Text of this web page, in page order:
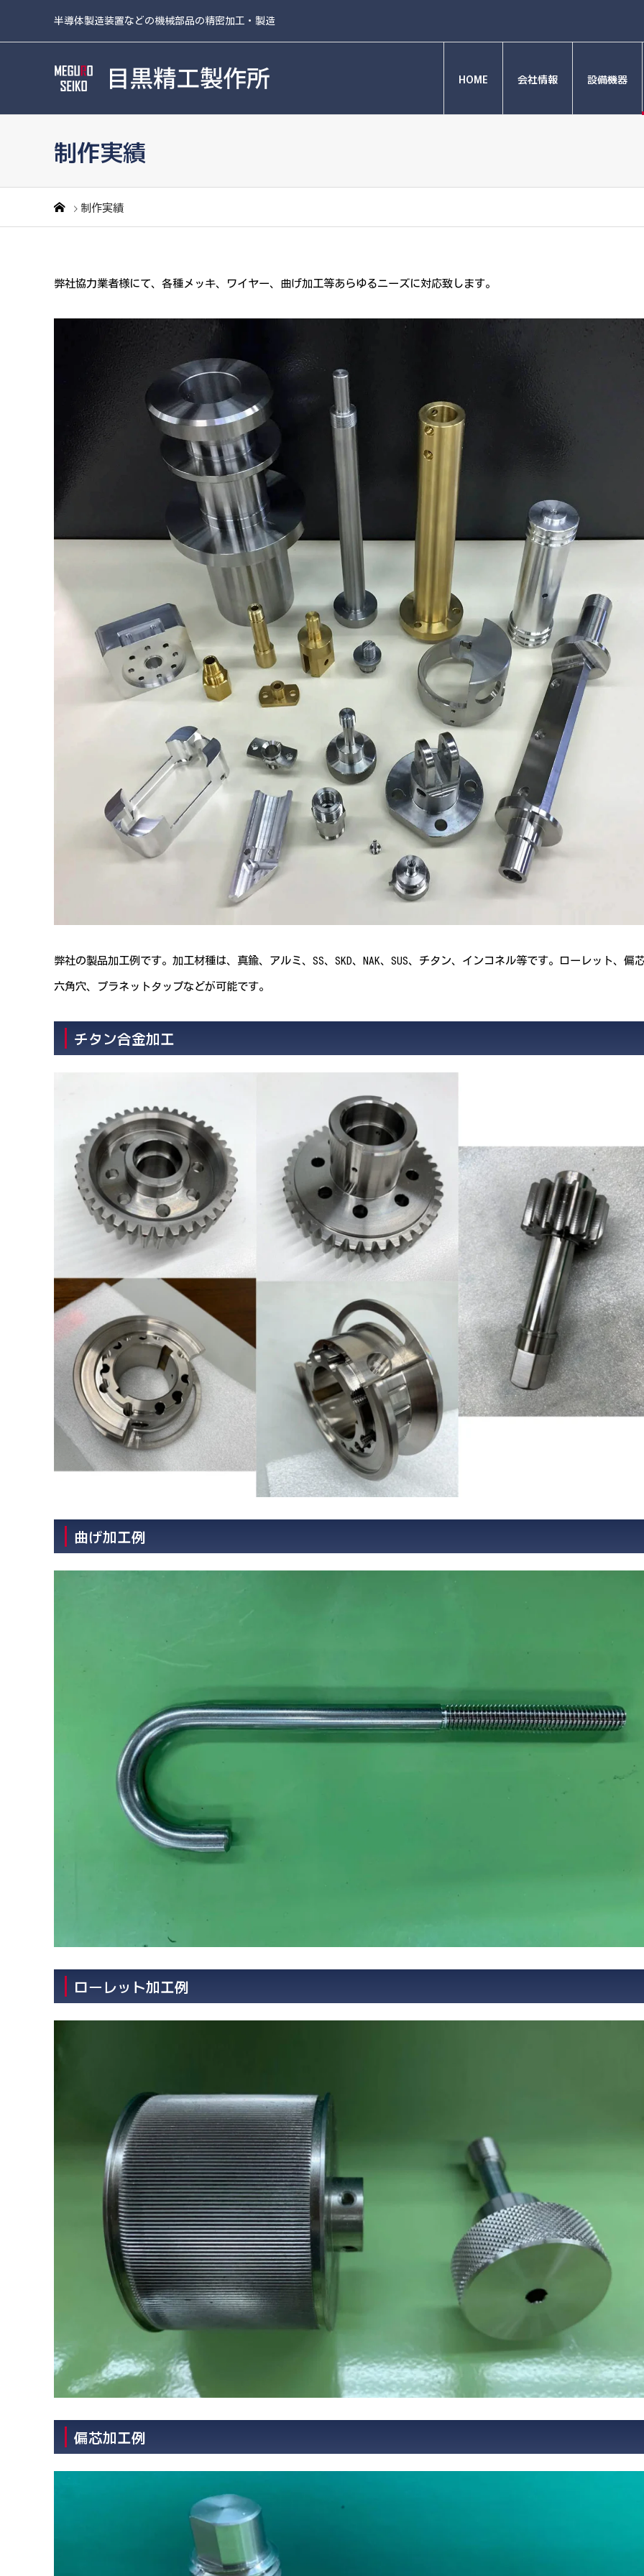
半導体製造装置などの機械部品の精密加工・製造
HOME 会社情報 設備機器
制作実績
制作実績
弊社協力業者様にて、各種メッキ、ワイヤー、曲げ加工等あらゆるニーズに対応致します。
弊社の製品加工例です。加工材種は、真鍮、アルミ、SS、SKD、NAK、SUS、チタン、インコネル等です。ローレット、偏
六角穴、プラネットタップなどが可能です。
チタン合金加工
曲げ加工例
ローレット加工例
偏芯加工例